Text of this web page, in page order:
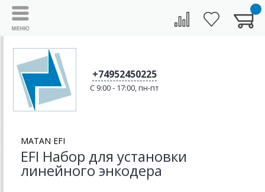
+74952450225
C 9:00 - 17:00, пн-пт
MATAN EFI
EFI Набор для установки
линейного энкодера